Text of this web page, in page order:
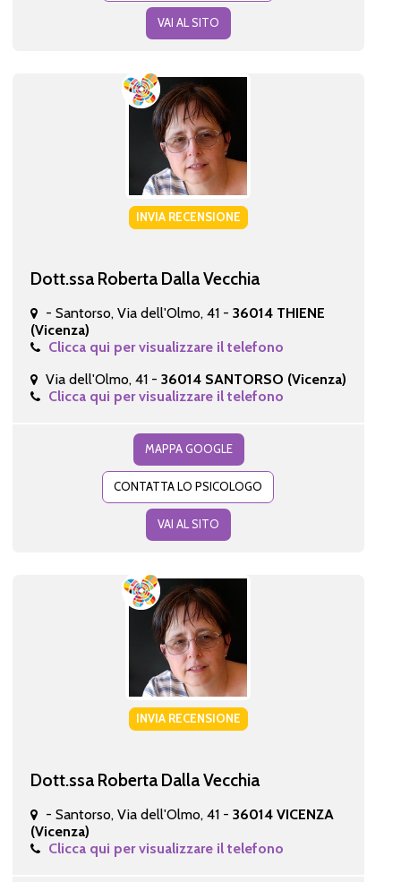
VAI AL SITO
INVIA RECENSIONE
Dott.ssa Roberta Dalla Vecchia
- Santorso, Via dell'Olmo, 41 - 36014 THIENE
(Vicenza)
Clicca qui per visualizzare il telefono
Via dell'Olmo, 41 - 36014 SANTORSO (Vicenza)
Clicca qui per visualizzare il telefono
MAPPA GOOGLE
CONTATTA LO PSICOLOGO
VAI AL SITO
INVIA RECENSIONE
Dott.ssa Roberta Dalla Vecchia
- Santorso, Via dell'Olmo, 41 - 36014 VICENZA
(Vicenza)
Clicca qui per visualizzare il telefono